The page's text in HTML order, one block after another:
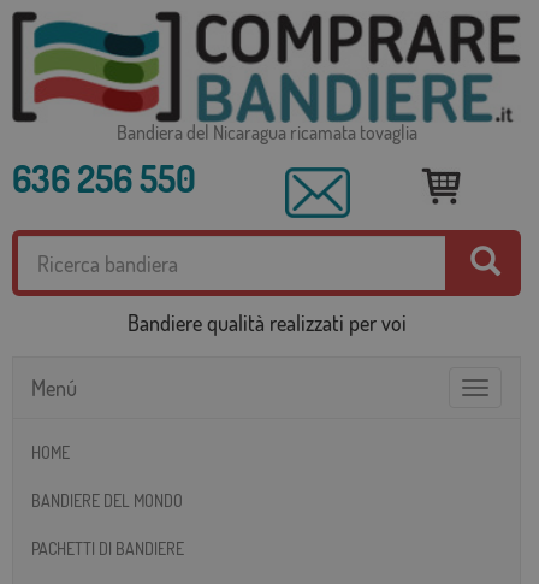
Bandiera del Nicaragua ricamata tovaglia
636 256 550
Bandiere qualità realizzati per voi
Toggle
Menú
HOME
BANDIERE DEL MONDO
PACHETTI DI BANDIERE